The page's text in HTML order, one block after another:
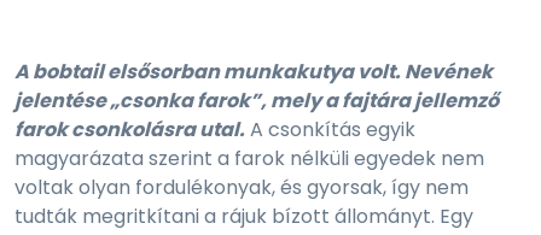
A bobtail elsősorban munkakutya volt. Nevének
jelentése „csonka farok”, mely a fajtára jellemző
farok csonkolásra utal.A csonkítás egyik
magyarázata szerint a farok nélküli egyedek nem
voltak olyan fordulékonyak, és gyorsak, így nem
tudták megritkítani a rájuk bízott állományt. Egy